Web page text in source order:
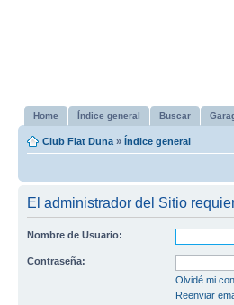
Home Índice general Buscar
Club Fiat Duna » Índice general
El administrador del Sitio
Nombre de Usuario:
Contraseña:
Olvidé mi
Reenviar